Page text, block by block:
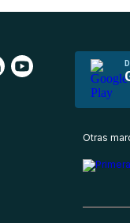
Otras